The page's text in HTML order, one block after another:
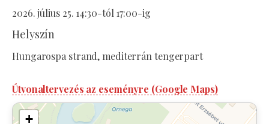
2026. július 25. 14:30-tól 17:00-ig
Helyszín
Hungarospa strand, mediterrán tengerpart
Útvonaltervezés az eseményre (Google Maps)
+